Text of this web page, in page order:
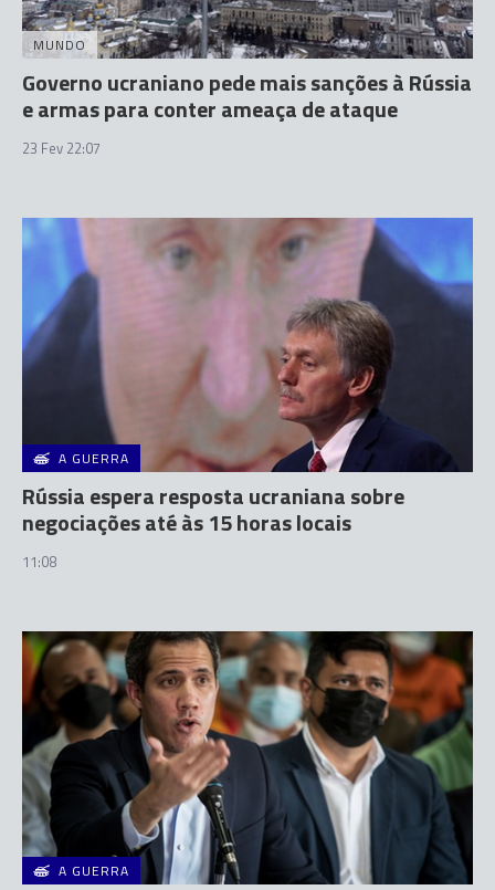
MUNDO
Governo ucraniano pede mais sanções à Rússia
e armas para conter ameaça de ataque
23 Fev 22:07
A GUERRA
Rússia espera resposta ucraniana sobre
negociações até às 15 horas locais
11:08
A GUERRA